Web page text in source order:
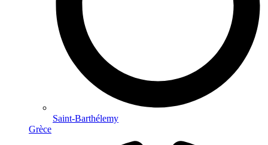
Saint-Barthélemy
Grèce